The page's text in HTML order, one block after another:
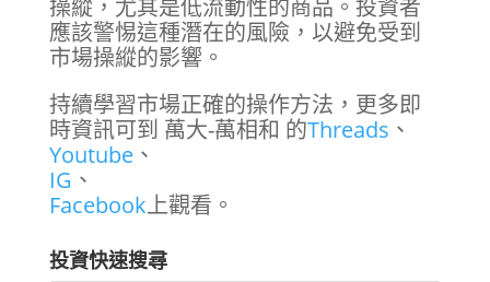
操縱，尤其是低流動性的商品。投資者
應該警惕這種潛在的風險，以避免受到
市場操縱的影響。
持續學習市場正確的操作方法，更多即
時資訊可到 萬大-萬相和 的Threads 、
Youtube、
IG 、
Facebook上觀看。
投資快速搜尋